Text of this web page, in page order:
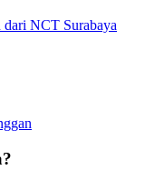
dari NCT Surabaya